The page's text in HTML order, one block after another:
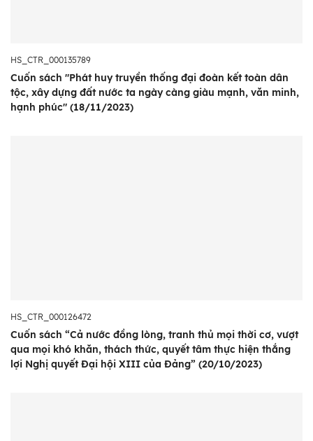
HS_CTR_000135789
Cuốn sách "Phát huy truyền thống đại đoàn kết toàn dân
tộc, xây dựng đất nước ta ngày càng giàu mạnh, văn minh,
hạnh phúc" (18/11/2023)
HS_CTR_000126472
Cuốn sách “Cả nước đồng lòng, tranh thủ mọi thời cơ, vượt
qua mọi khó khăn, thách thức, quyết tâm thực hiện thắng
lợi Nghị quyết Đại hội XIII của Đảng” (20/10/2023)